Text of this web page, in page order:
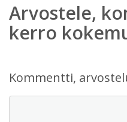
Arvostele,
kerro
Kommentti,